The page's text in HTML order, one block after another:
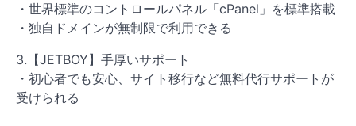
・世界標準のコントロールパネル「cPanel」を標準搭載
・独自ドメインが無制限で利用できる
3.【JETBOY】手厚いサポート
・初心者でも安心、サイト移行など無料代行サポートが
受けられる